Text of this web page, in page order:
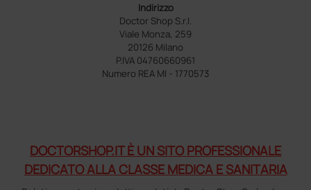
Indirizzo
Doctor Shop S.r.l.
Viale Monza, 259
20126 Milano
P.IVA 04760660961
Numero REA MI - 1770573
DOCTORSHOP.IT È UN SITO PROFESSIONALE
DEDICATO ALLA CLASSE MEDICA E SANITARIA